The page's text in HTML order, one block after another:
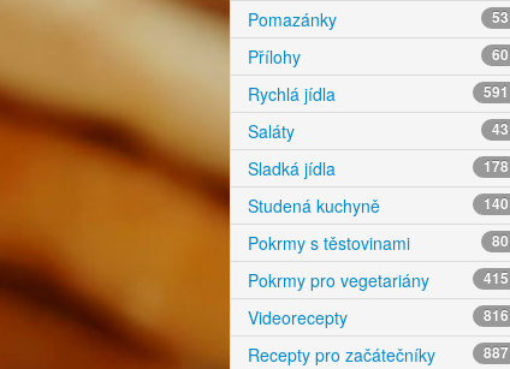
Pomazánky 53
Přílohy 60
Rychlá jídla 591
Saláty 43
Sladká jídla 178
Studená kuchyně 140
Pokrmy s těstovinami 80
Pokrmy pro vegetariány 415
Videorecepty 816
Recepty pro začátečníky 887